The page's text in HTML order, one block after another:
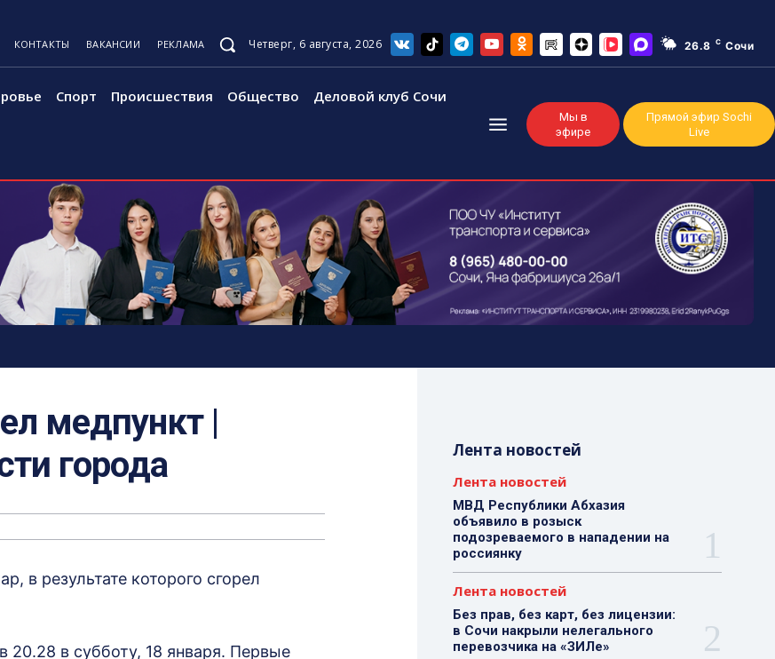
КОНТАКТЫ ВАКАНСИИ РЕКЛАМА Четверг, 6 августа, 2026 26.8 C Сочи
Спорт Происшествия Общество Деловой клуб Сочи
Мы в
эфире
Прямой эфир Sochi
Live
медпункт |
города
в результате которого сгорел
20.28 в субботу, 18 января. Первые
Лента новостей
Лента новостей
МВД Республики Абхазия
объявило в розыск
подозреваемого в нападении на
россиянку
Лента новостей
Без прав, без карт, без лицензии:
в Сочи накрыли нелегального
перевозчика на «ЗИЛе»